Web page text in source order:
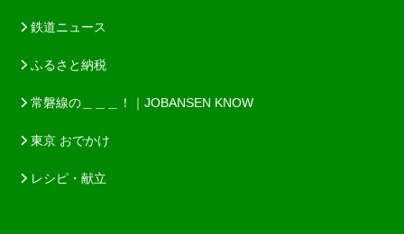
鉄道ニュース
ふるさと納税
常磐線の＿＿＿！｜JOBANSEN KNOW
東京 おでかけ
レシピ・献立